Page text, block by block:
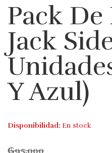
Pack De
Jack
Y Azul)
Disponibilidad: En stock
₲95.000